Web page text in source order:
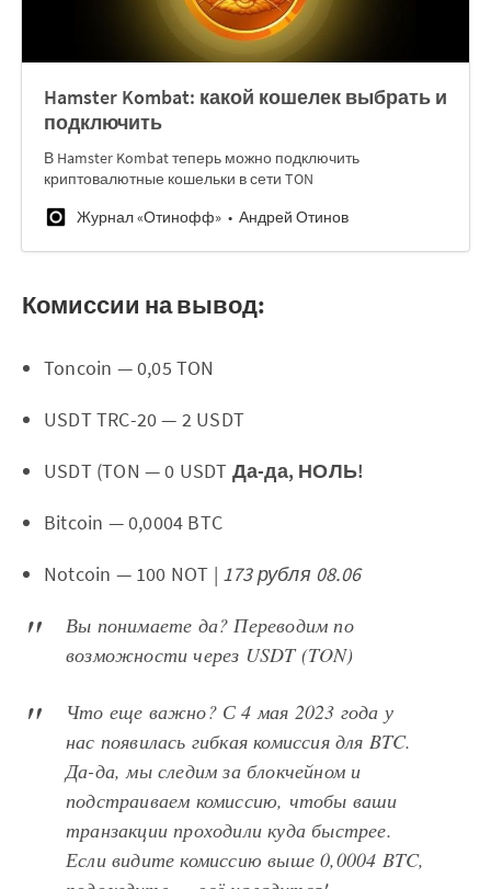
Hamster Kombat: какой кошелек выбрать и
подключить
В Hamster Kombat теперь можно подключить
криптовалютные кошельки в сети TON
Журнал «Отинофф»
Андрей Отинов
Комиссии на вывод:
Toncoin — 0,05 TON
USDT TRC-20 — 2 USDT
USDT (TON — 0 USDT Да-да, НОЛЬ!
Bitcoin — 0,0004 BTC
Notcoin — 100 NOT | 173 рубля 08.06
Вы понимаете да? Переводим по
возможности через USDT (TON)
Что еще важно? С 4 мая 2023 года у
нас появилась гибкая комиссия для BTC.
Да-да, мы следим за блокчейном и
подстраиваем комиссию, чтобы ваши
транзакции проходили куда быстрее.
Если видите комиссию выше 0,0004 BTC,